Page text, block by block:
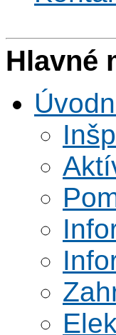
Hlavné